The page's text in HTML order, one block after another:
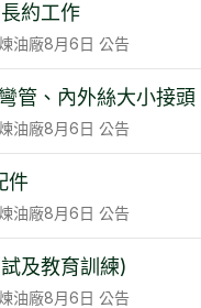
約工作
油廠8月6日 公告
管、內外絲大小接
油廠8月6日 公告
件
油廠8月6日 公告
及教育訓練)
油廠8月6日 公告